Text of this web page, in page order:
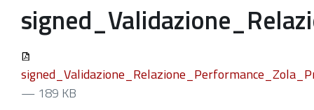
— 189 KB